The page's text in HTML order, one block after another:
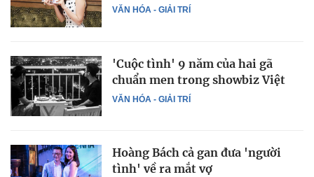
VĂN HÓA - GIẢI TRÍ
VĂN HÓA - GIẢI TRÍ
'Cuộc tình' 9 năm của hai gã
chuẩn men trong showbiz Việt
Hoàng Bách cả gan đưa 'người
tình' về ra mắt vợ